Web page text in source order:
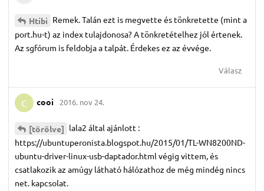
Htibi Remek. Talán ezt is megvette és tönkretette (mint a
port.hu-t) az index tulajdonosa? A tönkretételhez jól értenek.
Az sgfórum is feldobja a talpát. Érdekes ez az évvége.
Válasz
C cooi 2016. nov 24.
[törölve] lala2 által ajánlott :
https://ubuntuperonista.blogspot.hu/2015/01/TL-WN8200ND-
ubuntu-driver-linux-usb-daptador.html végig vittem, és
csatlakozik az amúgy látható hálózathoz de még mindég nincs
net. kapcsolat.